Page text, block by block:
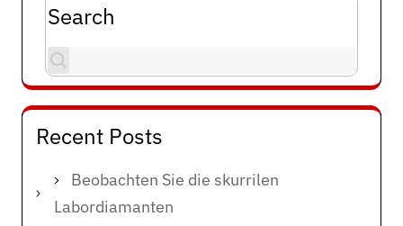
Search
Recent Posts
Beobachten Sie die skurrilen
Labordiamanten